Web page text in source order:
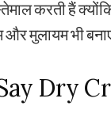
करती हैं
मुलायम भी
Dry